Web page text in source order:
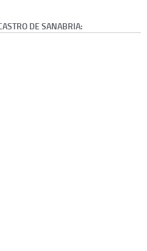
DE SANABRIA: